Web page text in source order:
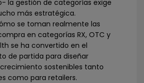
la gestión de categorías exige
más estratégica.
se toman realmente las
en categorías RX, OTC y
se ha convertido en el
de partida para diseñar
sostenibles tanto
como para retailers.